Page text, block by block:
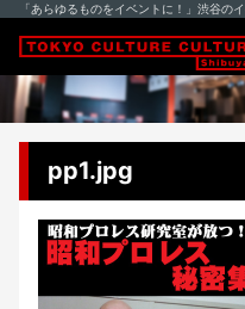
「あらゆるものをイベントに！」渋谷の
pp1.jpg